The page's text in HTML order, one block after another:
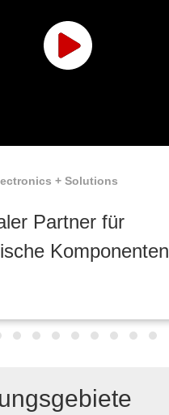
+ Solutions
Partner für
Komponenten